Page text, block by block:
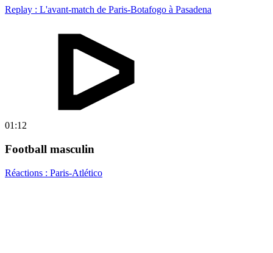
Replay : L'avant-match de Paris-Botafogo à Pasadena
01:12
Football masculin
Réactions : Paris-Atlético